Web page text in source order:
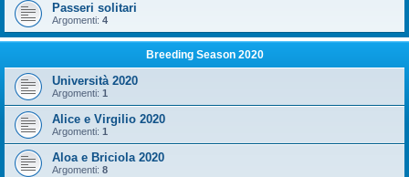
Passeri solitari
Argomenti: 4
Breeding Season 2020
Università 2020
Argomenti: 1
Alice e Virgilio 2020
Argomenti: 1
Aloa e Briciola 2020
Argomenti: 8